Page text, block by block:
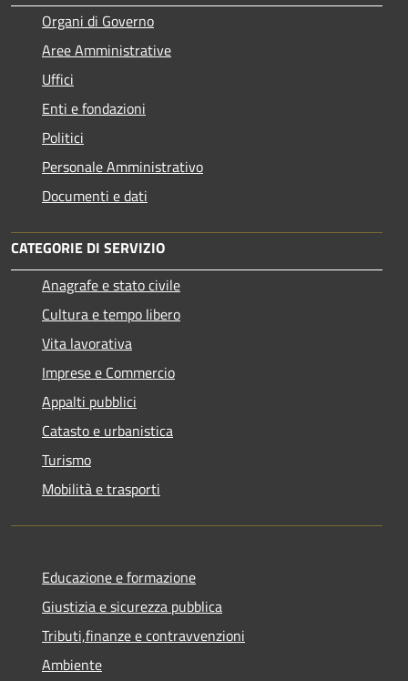
Organi di Governo
Aree Amministrative
Uffici
Enti e fondazioni
Politici
Personale Amministrativo
Documenti e dati
CATEGORIE DI SERVIZIO
Anagrafe e stato civile
Cultura e tempo libero
Vita lavorativa
Imprese e Commercio
Appalti pubblici
Catasto e urbanistica
Turismo
Mobilità e trasporti
Educazione e formazione
Giustizia e sicurezza pubblica
Tributi,finanze e contravvenzioni
Ambiente